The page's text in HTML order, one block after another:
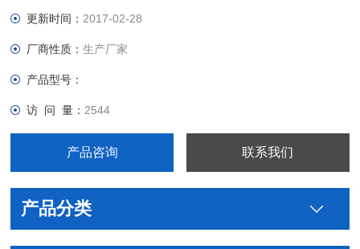
更新时间： 2017-02-28
厂商性质：生产厂家
产品型号：
访 问 量： 2544
产品咨询 联系我们
产品分类